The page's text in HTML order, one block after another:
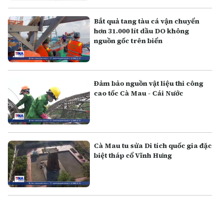
Bắt quả tang tàu cá vận chuyển
hơn 31.000 lít dầu DO không
nguồn gốc trên biển
Đảm bảo nguồn vật liệu thi công
cao tốc Cà Mau - Cái Nước
Cà Mau tu sửa Di tích quốc gia đặc
biệt tháp cổ Vĩnh Hưng